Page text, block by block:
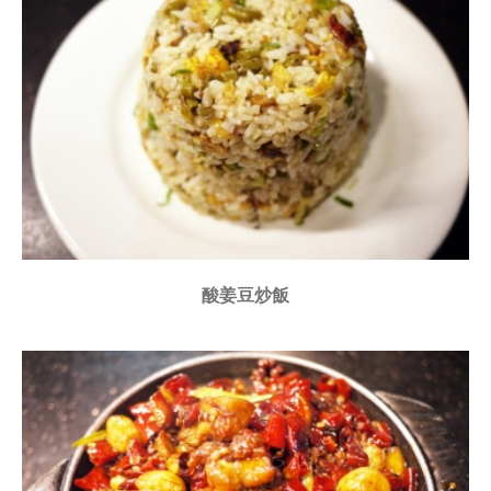
酸姜豆炒飯